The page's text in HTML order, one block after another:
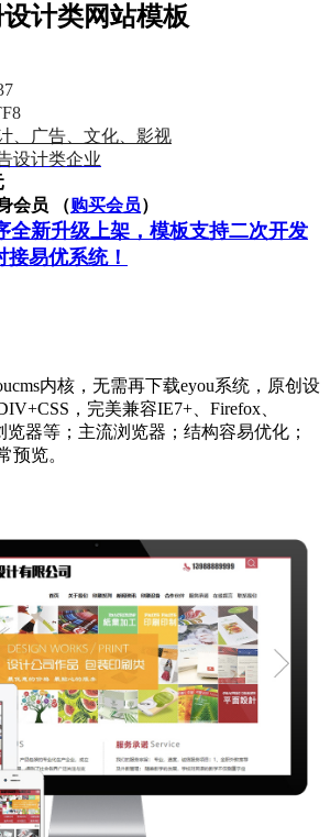
计类网站模板
、广告、文化、影视
设计类企业
会员 （购买会员）
全新升级上架，模板支持二次开发
易优系统！
内核，无需再下载eyou系统，原创设
，完美兼容IE7+、Firefox、
览器等；主流浏览器；结构容易优化；
预览。